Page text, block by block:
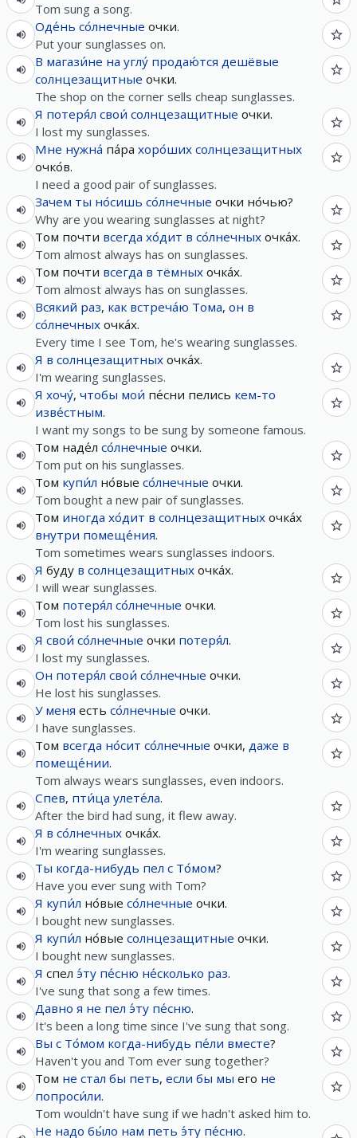
Tom sung a song.
Оде́нь со́лнечные очки.
Put your sunglasses on.
В магази́не на углу́ продаю́тся дешёвые
солнцезащитные очки.
The shop on the corner sells cheap sunglasses.
Я потеря́л свои́ солнцезащитные очки.
I lost my sunglasses.
Мне нужна́ па́ра хоро́ших солнцезащитных
очко́в.
I need a good pair of sunglasses.
Зачем ты но́сишь со́лнечные очки но́чью?
Why are you wearing sunglasses at night?
Том почти всегда хо́дит в со́лнечных очка́х.
Tom almost always has on sunglasses.
Том почти всегда в тёмных очка́х.
Tom almost always has on sunglasses.
Всякий раз, как встреча́ю Тома, он в
со́лнечных очка́х.
Every time I see Tom, he's wearing sunglasses.
Я в солнцезащитных очка́х.
I'm wearing sunglasses.
Я хочу́, чтобы мои́ пе́сни пелись кем-то
изве́стным.
I want my songs to be sung by someone famous.
Том наде́л со́лнечные очки.
Tom put on his sunglasses.
Том купи́л но́вые со́лнечные очки.
Tom bought a new pair of sunglasses.
Том иногда хо́дит в солнцезащитных очка́х
внутри помеще́ния.
Tom sometimes wears sunglasses indoors.
Я буду в солнцезащитных очка́х.
I will wear sunglasses.
Том потеря́л со́лнечные очки.
Tom lost his sunglasses.
Я свои́ со́лнечные очки потеря́л.
I lost my sunglasses.
Он потеря́л свои́ со́лнечные очки.
He lost his sunglasses.
У меня есть со́лнечные очки.
I have sunglasses.
Том всегда но́сит со́лнечные очки, даже в
помеще́нии.
Tom always wears sunglasses, even indoors.
Спев, пти́ца улете́ла.
After the bird had sung, it flew away.
Я в со́лнечных очка́х.
I'm wearing sunglasses.
Ты когда-нибудь пел с То́мом?
Have you ever sung with Tom?
Я купи́л но́вые со́лнечные очки.
I bought new sunglasses.
Я купи́л но́вые солнцезащитные очки.
I bought new sunglasses.
Я спел э́ту пе́сню не́сколько раз.
I've sung that song a few times.
Давно я не пел э́ту пе́сню.
It's been a long time since I've sung that song.
Вы с То́мом когда-нибудь пе́ли вместе?
Haven't you and Tom ever sung together?
Том не стал бы петь, если бы мы его не
попроси́ли.
Tom wouldn't have sung if we hadn't asked him to.
Не надо бы́ло нам петь э́ту пе́сню.